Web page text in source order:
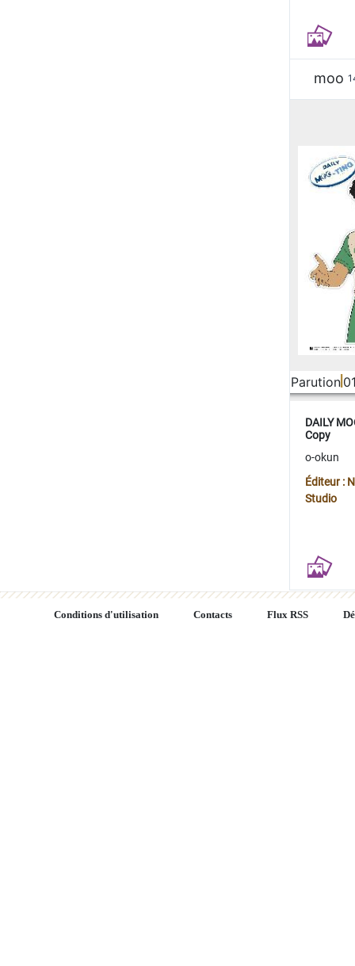
moo
Parution
DAILY
Copy
o-okun
Éditeur :
Studio
Conditions d'utilisation Contacts Flux RSS